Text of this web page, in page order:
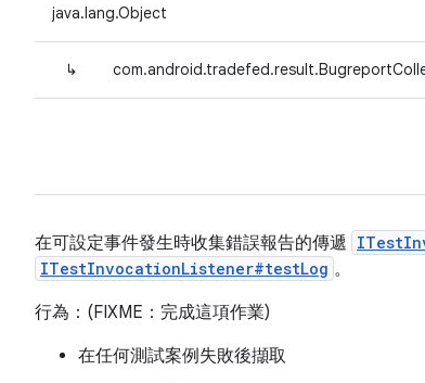
java.lang.Object
↳
在可設定事件發生時收集錯誤報告的傳遞
ITestInvocationListener#testLog 。
行為：(FIXME：完成這項作業)
在任何測試案例失敗後擷取